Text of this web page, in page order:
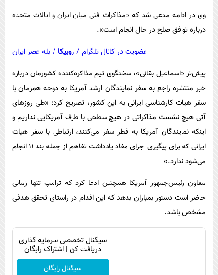
اجتماعی
حیات وحش
وی در ادامه مدعی شد که «مذاکرات فنی میان ایران و ایالات متحده
درباره توافق صلح در حال انجام است».
عضویت در کانال تلگرام / روبیکا / بله عصر ایران
پیش‌تر «اسماعیل بقائی»، سخنگوی تیم مذاکره‌کننده کشورمان درباره
خبر منتشره راجع به سفر نمایندگان ارشد آمریکا به دوحه همزمان با
سفر هیات کارشناسی ایرانی به این کشور، تصریح کرد: «طی روزهای
آتی هیچ نشست مذاکراتی در هیچ سطحی با طرف آمریکایی نداریم و
اینکه نمایندگان آمریکا به قطر سفر می‌کنند، ارتباطی با سفر هیات
ایرانی که برای پیگیری اجرای مفاد یادداشت تفاهم از جمله بند ۱۱ انجام
می‌شود ندارد.»
معاون رئیس‌جمهور آمریکا همچنین ادعا کرد که ترامپ تنها زمانی
حاضر است دستور بمباران بدهد که این اقدام در راستای تحقق هدفی
مشخص باشد.
سیگنال تخصصی سرمایه گذاری
دریافت کن | اشتراک رایگان
سیگنال رایگان